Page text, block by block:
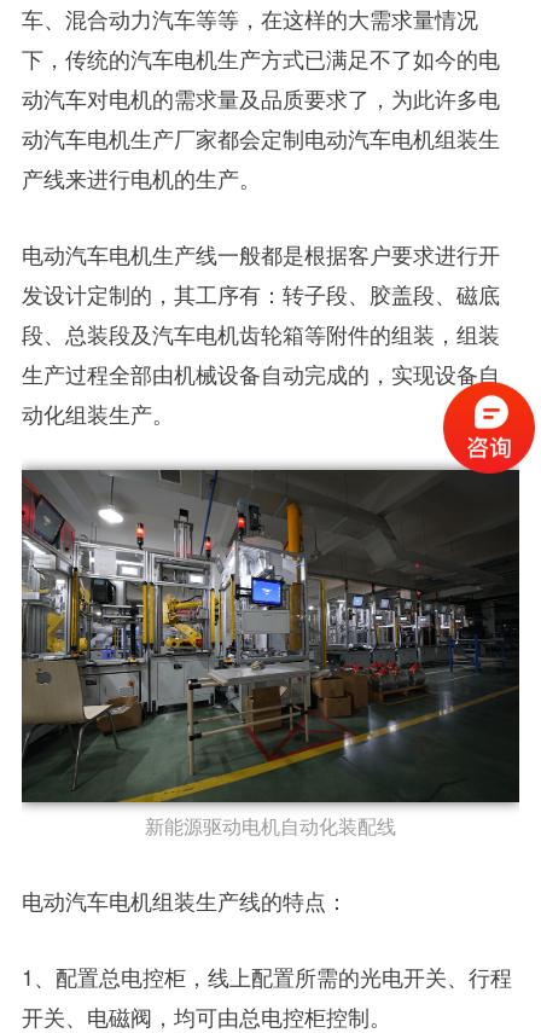
车、混合动力汽车等等，在这样的大需求量情况
下，传统的汽车电机生产方式已满足不了如今的电
动汽车对电机的需求量及品质要求了，为此许多电
动汽车电机生产厂家都会定制电动汽车电机组装生
产线来进行电机的生产。
电动汽车电机生产线一般都是根据客户要求进行开
发设计定制的，其工序有：转子段、胶盖段、磁底
段、总装段及汽车电机齿轮箱等附件的组装，组装
生产过程全部由机械设备自动完成的，实现设备自
动化组装生产。
新能源驱动电机自动化装配线
电动汽车电机组装生产线的特点：
1、配置总电控柜，线上配置所需的光电开关、行程
开关、电磁阀，均可由总电控柜控制。